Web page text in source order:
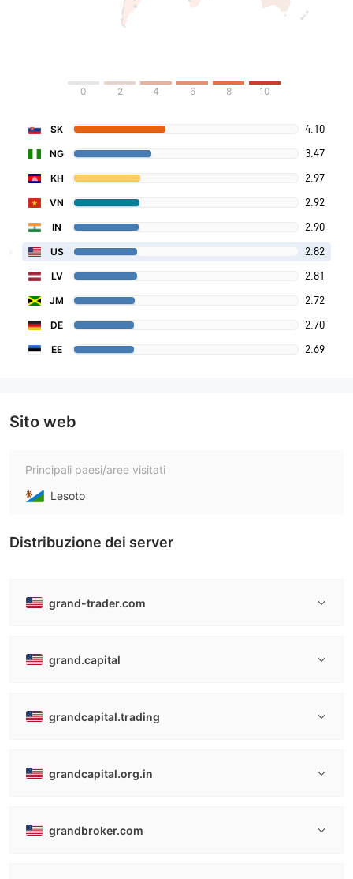
0 2 4 6 8 10
SK 4.10
NG 3.47
KH 2.97
VN 2.92
IN 2.90
US 2.82
LV 2.81
JM 2.72
DE 2.70
EE 2.69
Sito web
Principali paesi/aree visitati
Lesoto
Distribuzione dei server
grand-trader.com
grand.capital
grandcapital.trading
grandcapital.org.in
grandbroker.com